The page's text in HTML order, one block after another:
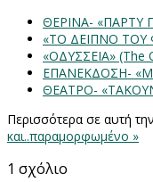
ΘΕΡΙΝΑ- «ΠΑΡΤΥ
«ΤΟ ΔΕΙΠΝΟ ΤΟΥ
«ΟΔΥΣΣΕΙΑ»
ΕΠΑΝΕΚΔΟΣΗ-
ΘΕΑΤΡΟ-
Περισσότερα σε αυτή
και..παραμορφωμένο »
1 σχόλιο